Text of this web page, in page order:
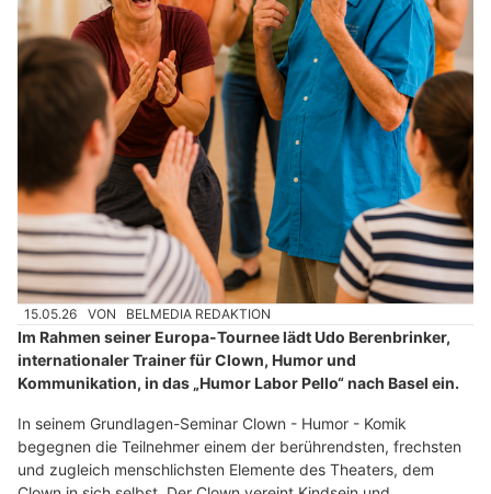
15.05.26 VON BELMEDIA REDAKTION
Im Rahmen seiner Europa-Tournee lädt Udo Berenbrinker,
internationaler Trainer für Clown, Humor und
Kommunikation, in das „Humor Labor Pello“ nach Basel ein.
In seinem Grundlagen-Seminar Clown - Humor - Komik
begegnen die Teilnehmer einem der berührendsten, frechsten
und zugleich menschlichsten Elemente des Theaters, dem